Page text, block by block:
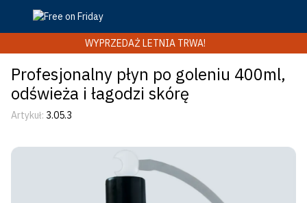
WYPRZEDAŻ LETNIA TRWA!
Profesjonalny płyn po goleniu 400ml,
odświeża i łagodzi skórę
Artykuł: 3.05.3